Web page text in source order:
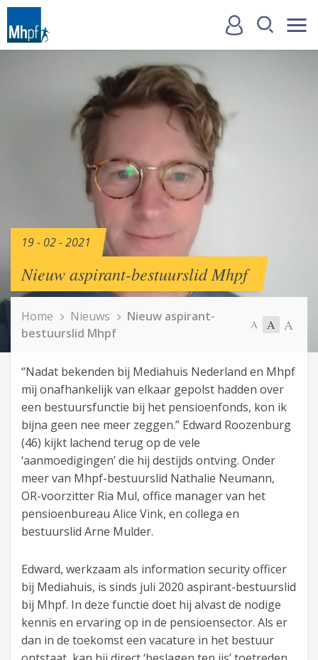
19 - 02 - 2021
Nieuw aspirant-bestuurslid Mhpf
Home Nieuws
Nieuw aspirant-
bestuurslid Mhpf
A A A
“Nadat bekenden bij Mediahuis Nederland en Mhpf
mij onafhankelijk van elkaar gepolst hadden over
een bestuursfunctie bij het pensioenfonds, kon ik
bijna geen nee meer zeggen.” Edward Roozenburg
(46) kijkt lachend terug op de vele
‘aanmoedigingen’ die hij destijds ontving. Onder
meer van Mhpf-bestuurslid Nathalie Neumann,
OR-voorzitter Ria Mul, office manager van het
pensioenbureau Alice Vink, en collega en
bestuurslid Arne Mulder.
Edward, werkzaam als information security officer
bij Mediahuis, is sinds juli 2020 aspirant-bestuurslid
bij Mhpf. In deze functie doet hij alvast de nodige
kennis en ervaring op in de pensioensector. Als er
dan in de toekomst een vacature in het bestuur